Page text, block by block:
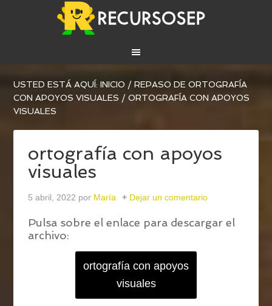
USTED ESTÁ AQUÍ:INICIO / REPASO DE ORTOGRAFÍA
CON APOYOS VISUALES / ORTOGRAFÍA CON APOYOS
VISUALES
ortografía con apoyos
visuales
5 abril, 2022 por María Dejar un comentario
Pulsa sobre el enlace para descargar el
archivo:
ortografía con apoyos
visuales